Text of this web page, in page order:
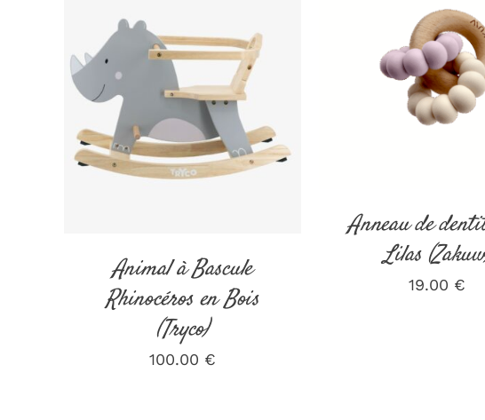
DÉTAILS
Animal à Bascule
Rhinocéros en Bois
(Tryco)
100.00 €
DÉTAILS
Anneau de
Lilas
19.00 €